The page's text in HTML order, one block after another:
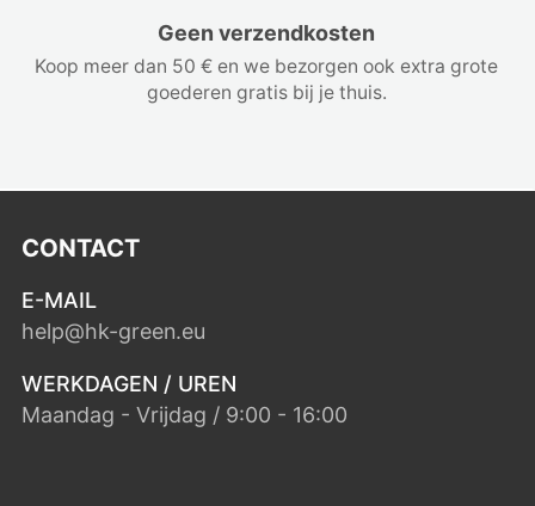
Geen verzendkosten
Koop meer dan 50 € en we bezorgen ook extra grote
goederen gratis bij je thuis.
CONTACT
E-MAIL
help@hk-green.eu
WERKDAGEN / UREN
Maandag - Vrijdag / 9:00 - 16:00